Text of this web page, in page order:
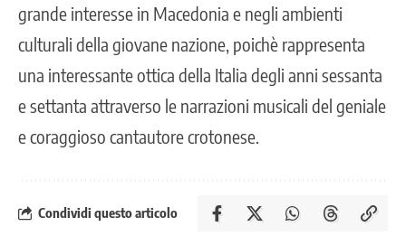
grande interesse in Macedonia e negli ambienti
culturali della giovane nazione, poichè rappresenta
una interessante ottica della Italia degli anni sessanta
e settanta attraverso le narrazioni musicali del geniale
e coraggioso cantautore crotonese.
Condividi questo articolo